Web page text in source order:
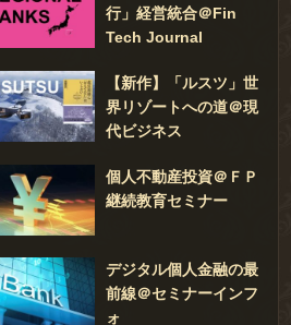
行」経営統合＠Fin
Tech Journal
【新作】「ルスツ」世
界リゾートへの道＠現
代ビジネス
個人不動産投資＠ＦＰ
継続教育セミナー
デジタル個人金融の最
前線＠セミナーインフ
ォ